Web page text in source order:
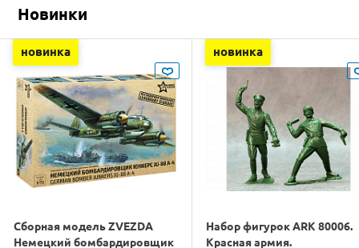
Новинки
новинка
Сборная модель ZVEZDA
Немецкий бомбардировщик
новинка
Набор фигурок ARK 80006.
Красная армия.